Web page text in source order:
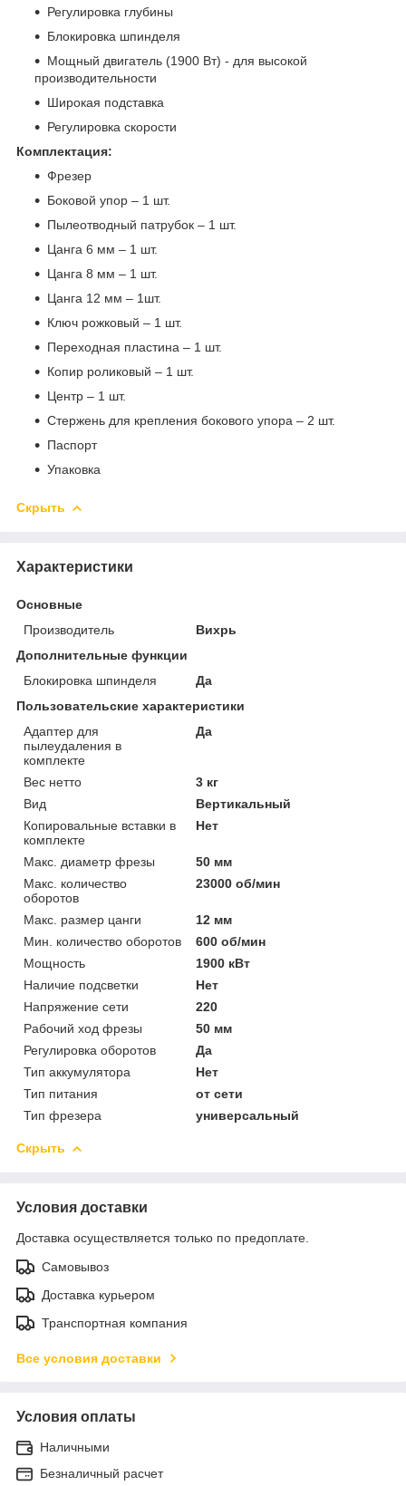
Регулировка глубины
Блокировка шпинделя
Мощный двигатель (1900 Вт) - для высокой
производительности
Широкая подставка
Регулировка скорости
Комплектация:
Фрезер
Боковой упор – 1 шт.
Пылеотводный патрубок – 1 шт.
Цанга 6 мм – 1 шт.
Цанга 8 мм – 1 шт.
Цанга 12 мм – 1шт.
Ключ рожковый – 1 шт.
Переходная пластина – 1 шт.
Копир роликовый – 1 шт.
Центр – 1 шт.
Стержень для крепления бокового упора – 2 шт.
Паспорт
Упаковка
Скрыть
Характеристики
Основные
Производитель
Вихрь
Дополнительные функции
Блокировка шпинделя
Да
Пользовательские характеристики
Адаптер для
пылеудаления в
комплекте
Да
Вес нетто
3 кг
Вид
Вертикальный
Копировальные вставки в
комплекте
Нет
Макс. диаметр фрезы
50 мм
Макс. количество
оборотов
23000 об/мин
Макс. размер цанги
12 мм
Мин. количество оборотов
600 об/мин
Мощность
1900 кВт
Наличие подсветки
Нет
Напряжение сети
220
Рабочий ход фрезы
50 мм
Регулировка оборотов
Да
Тип аккумулятора
Нет
Тип питания
от сети
Тип фрезера
универсальный
Скрыть
Условия доставки
Доставка осуществляется только по предоплате.
Самовывоз
Доставка курьером
Транспортная компания
Все условия доставки
Условия оплаты
Наличными
Безналичный расчет